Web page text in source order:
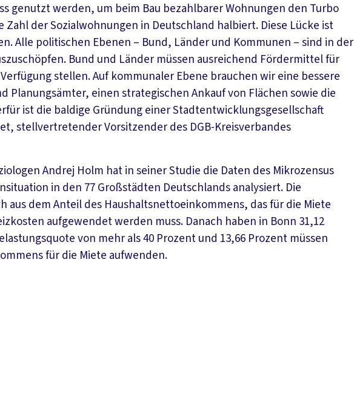
genutzt werden, um beim Bau bezahlbarer Wohnungen den Turbo
Zahl der Sozialwohnungen in Deutschland halbiert. Diese Lücke ist
Alle politischen Ebenen – Bund, Länder und Kommunen – sind in der
Bund und Länder müssen ausreichend Fördermittel für
stellen. Auf kommunaler Ebene brauchen wir eine bessere
Planungsämter, einen strategischen Ankauf von Flächen sowie die
ist die baldige Gründung einer Stadtentwicklungsgesellschaft
stellvertretender Vorsitzender des DGB-Kreisverbandes
Andrej Holm hat in seiner Studie die Daten des Mikrozensus
in den 77 Großstädten Deutschlands analysiert. Die
aus dem Anteil des Haushaltsnettoeinkommens, das für die Miete
aufgewendet werden muss. Danach haben in Bonn 31,12
von mehr als 40 Prozent und 13,66 Prozent müssen
für die Miete aufwenden.